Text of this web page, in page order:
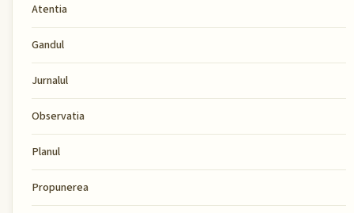
Atentia
Gandul
Jurnalul
Observatia
Planul
Propunerea